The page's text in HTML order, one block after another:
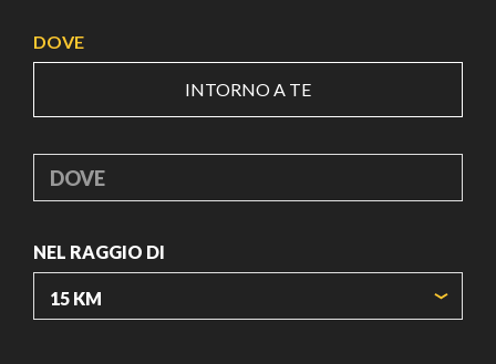
DOVE
INTORNO A TE
DOVE
NEL RAGGIO DI